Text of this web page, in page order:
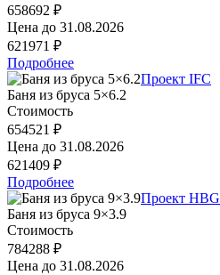
658692 ₽
Цена до 31.08.2026
621971 ₽
Подробнее
Проект IFC
Баня из бруса 5×6.2
Стоимость
654521 ₽
Цена до 31.08.2026
621409 ₽
Подробнее
Проект HBG
Баня из бруса 9×3.9
Стоимость
784288 ₽
Цена до 31.08.2026